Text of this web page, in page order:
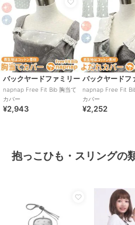
産準備
ブランド バックヤード
ショップ バックヤード
商品カテゴリ ベビー用品・
ひも・スリン
カラー ブルー、ピン
バックヤードファミリー
napnap Free Fit Bib 胸当て
カバー
¥2,943
バックヤードフ
napnap Free Fit
カバー
¥2,252
抱っこひも・スリングの